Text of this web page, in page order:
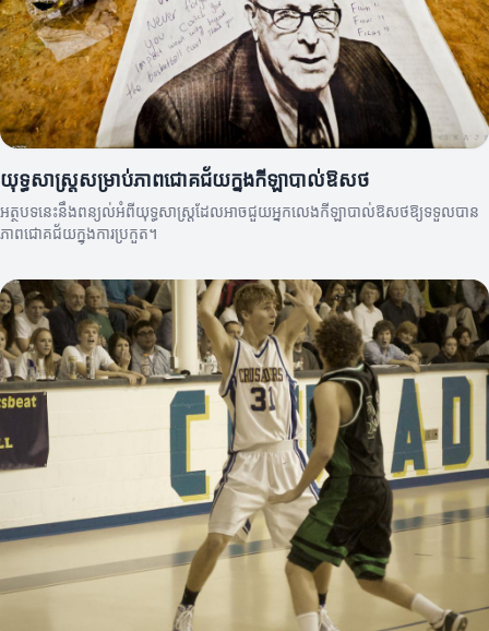
យុទ្ធសាស្ត្រសម្រាប់ភាពជោគជ័យក្នុងកីឡាបាល់ឱសថ
អត្ថបទនេះនឹងពន្យល់អំពីយុទ្ធសាស្ត្រដែលអាចជួយអ្នកលេងកីឡាបាល់ឱសថឱ្យទទួលបាន
ភាពជោគជ័យក្នុងការប្រកួត។